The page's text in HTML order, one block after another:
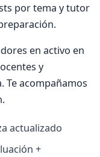
por tema y tutor
en activo en
y
Te acompañamos
actualizado
+